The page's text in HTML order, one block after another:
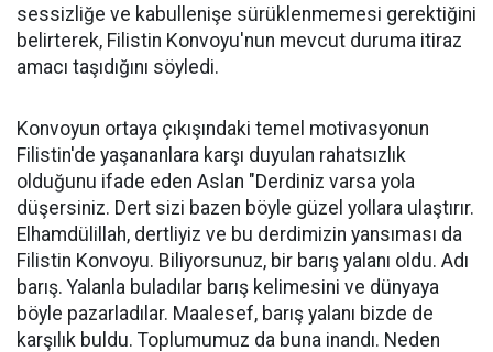
sessizliğe ve kabullenişe sürüklenmemesi gerektiğini
belirterek, Filistin Konvoyu'nun mevcut duruma itiraz
amacı taşıdığını söyledi.
Konvoyun ortaya çıkışındaki temel motivasyonun
Filistin'de yaşananlara karşı duyulan rahatsızlık
olduğunu ifade eden Aslan "Derdiniz varsa yola
düşersiniz. Dert sizi bazen böyle güzel yollara ulaştırır.
Elhamdülillah, dertliyiz ve bu derdimizin yansıması da
Filistin Konvoyu. Biliyorsunuz, bir barış yalanı oldu. Adı
barış. Yalanla buladılar barış kelimesini ve dünyaya
böyle pazarladılar. Maalesef, barış yalanı bizde de
karşılık buldu. Toplumumuz da buna inandı. Neden